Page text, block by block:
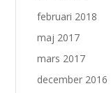
februari 2018
maj 2017
mars 2017
december 2016